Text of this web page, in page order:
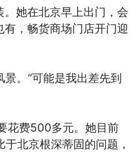
她在北京早上出门，会
，畅货商场门店开门迎
。“可能是我出差先到
花费500多元。她目前
北京根深蒂固的问题，